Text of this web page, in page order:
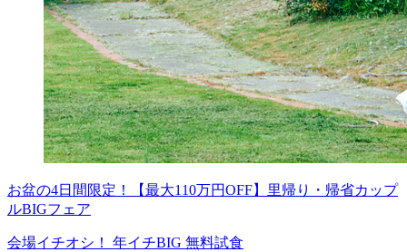
お盆の4日間限定！【最大110万円OFF】里帰り・帰省カップ
ルBIGフェア
会場イチオシ！ 年イチBIG 無料試食